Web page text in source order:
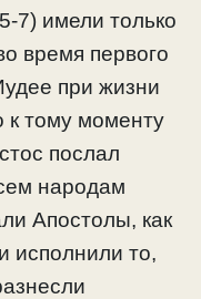
7) имели только
время первого
при жизни
к тому моменту
послал
народам
Апостолы, как
исполнили то,